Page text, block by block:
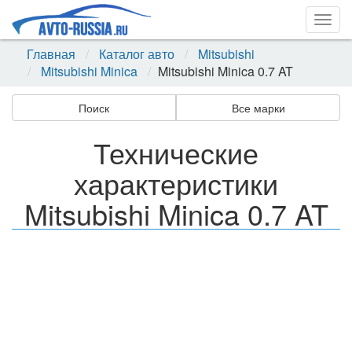
Главная
Каталог авто
Mitsubishi
Mitsubishi Minica
Mitsubishi Minica 0.7 AT
Поиск Все марки
Технические
характеристики
Mitsubishi Minica 0.7 AT